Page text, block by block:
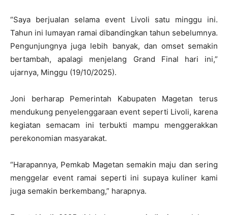
“Saya berjualan selama event Livoli satu minggu ini.
Tahun ini lumayan ramai dibandingkan tahun sebelumnya.
Pengunjungnya juga lebih banyak, dan omset semakin
bertambah, apalagi menjelang Grand Final hari ini,”
ujarnya, Minggu (19/10/2025).
Joni berharap Pemerintah Kabupaten Magetan terus
mendukung penyelenggaraan event seperti Livoli, karena
kegiatan semacam ini terbukti mampu menggerakkan
perekonomian masyarakat.
“Harapannya, Pemkab Magetan semakin maju dan sering
menggelar event ramai seperti ini supaya kuliner kami
juga semakin berkembang,” harapnya.